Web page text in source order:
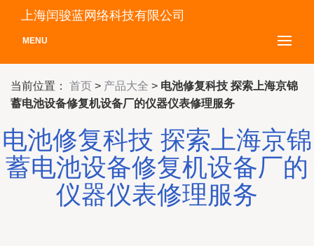
上海闰骏蓝网络科技有限公司
MENU
当前位置： 首页 > 产品大全 > 电池修复科技 探索上海京锦
蓄电池设备修复机设备厂的仪器仪表修理服务
电池修复科技 探索上海京锦
蓄电池设备修复机设备厂的
仪器仪表修理服务